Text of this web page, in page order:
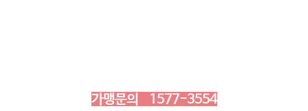
가맹문의 1577-3554